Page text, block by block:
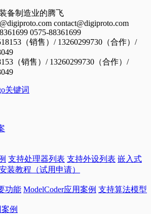
备制造业的腾飞
contact@digiproto.com
0575-88361699
（销售）/ 13260299730（合作）/
支持处理器列表 支持外设列表 嵌入式
装教程（试用申请）
功能 ModelCoder应用案例 支持算法模型
例